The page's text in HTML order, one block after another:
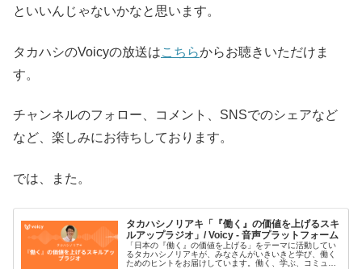
といいんじゃないかなと思います。
タカハシのVoicyの放送はこちらからお聴きいただけま
す。
チャンネルのフォロー、コメント、SNSでのシェアなど
など、楽しみにお待ちしております。
では、また。
タカハシノリアキ「『働く』の価値を上げるスキ
ルアップラジオ」/ Voicy - 音声プラットフォーム
「日本の『働く』の価値を上げる」をテーマに活動してい
るタカハシノリアキが、みなさんがいきいきと学び、働く
ためのヒントをお届けしています。働く、学ぶ、コミュニ